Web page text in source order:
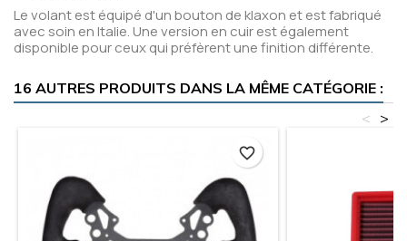
Le volant est équipé d'un bouton de klaxon et est fabriqué
avec soin en Italie. Une version en cuir est également
disponible pour ceux qui préfèrent une finition différente.
16 AUTRES PRODUITS DANS LA MÊME CATÉGORIE :
>
<
favorite_border